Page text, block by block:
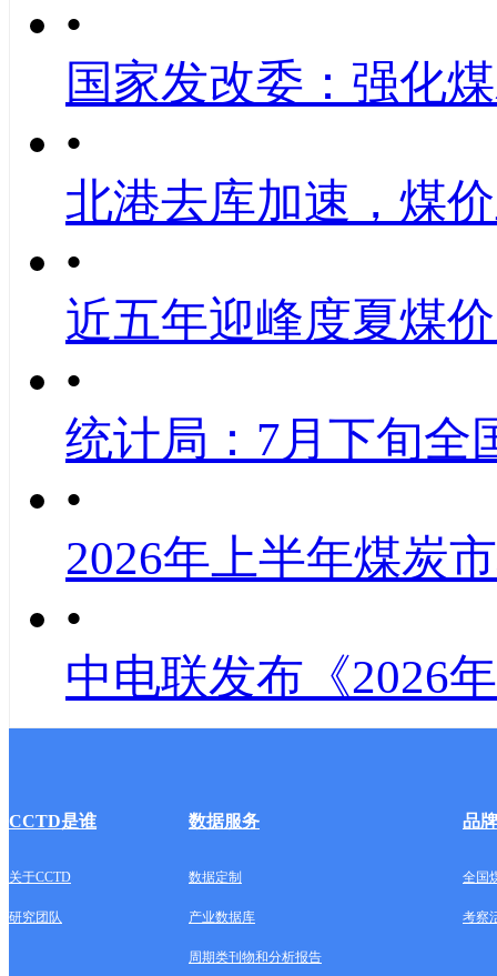
•
国家发改委：强化
•
北港去库加速，煤
•
近五年迎峰度夏煤
•
统计局：7月下旬全
•
2026年上半年煤炭
•
中电联发布《2026
CCTD是谁 数据服务 品
关于CCTD 数据定制 全国
研究团队 产业数据库 考察
周期类刊物和分析报告